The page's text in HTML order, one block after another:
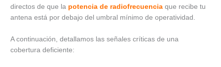
directos de que la potencia de radiofrecuencia que recibe tu
antena está por debajo del umbral mínimo de operatividad.
A continuación, detallamos las señales críticas de una
cobertura deficiente: